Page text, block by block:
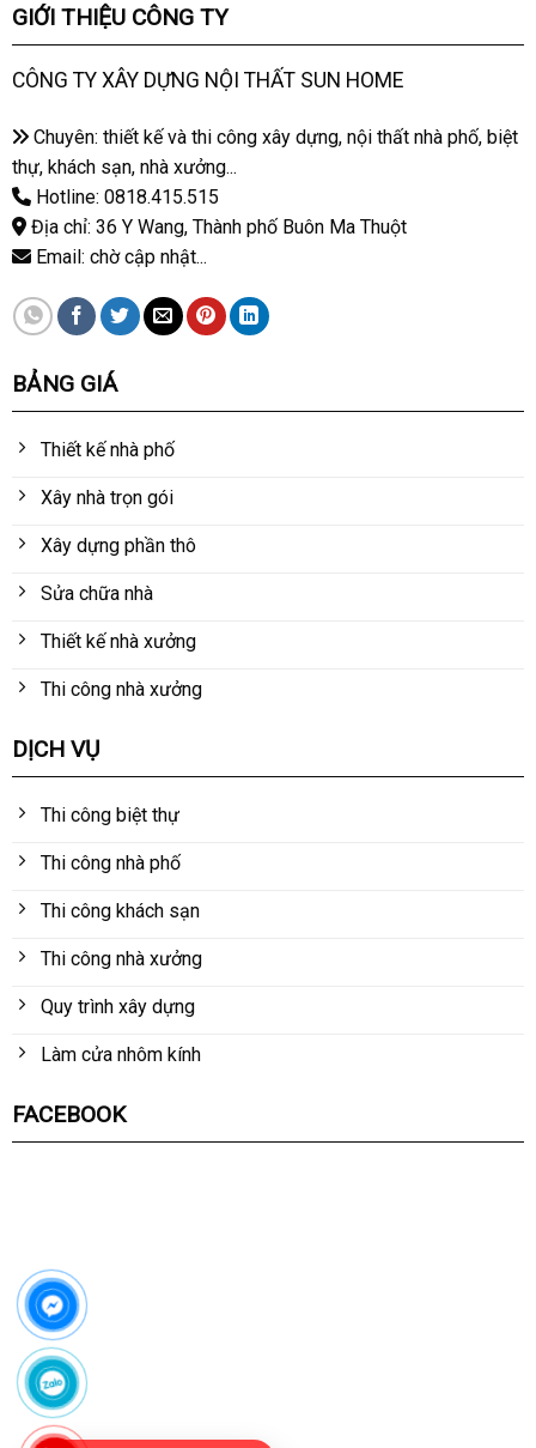
GIỚI THIỆU CÔNG TY
CÔNG TY XÂY DỰNG NỘI THẤT SUN HOME
Chuyên: thiết kế và thi công xây dựng, nội thất nhà phố, biệt
thự, khách sạn, nhà xưởng...
Hotline: 0818.415.515
Địa chỉ: 36 Y Wang, Thành phố Buôn Ma Thuột
Email: chờ cập nhật...
BẢNG GIÁ
Thiết kế nhà phố
Xây nhà trọn gói
Xây dựng phần thô
Sửa chữa nhà
Thiết kế nhà xưởng
Thi công nhà xưởng
DỊCH VỤ
Thi công biệt thự
Thi công nhà phố
Thi công khách sạn
Thi công nhà xưởng
Quy trình xây dựng
Làm cửa nhôm kính
FACEBOOK